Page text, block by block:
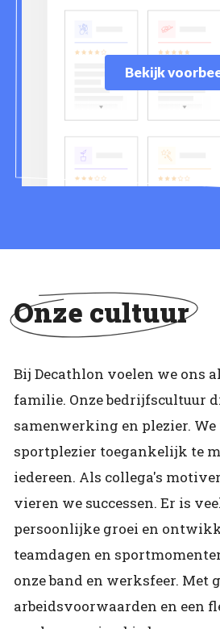
Bekijk
Onze cultuur
Bij Decathlon voelen we ons
familie. Onze bedrijfscultuur
samenwerking en plezier.
sportplezier toegankelijk te
iedereen. Als collega's
vieren we successen. Er is
persoonlijke groei en
teamdagen en
onze band en werksfeer. Met
arbeidsvoorwaarden en een